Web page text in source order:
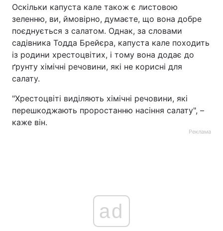
Оскільки капуста кале також є листовою
зеленню, ви, ймовірно, думаєте, що вона добре
поєднується з салатом. Однак, за словами
садівника Тодда Брейєра, капуста кале походить
із родини хрестоцвітих, і тому вона додає до
ґрунту хімічні речовини, які не корисні для
салату.
"Хрестоцвіті виділяють хімічні речовини, які
перешкоджають проростанню насіння салату", –
каже він.
Реклама
ad